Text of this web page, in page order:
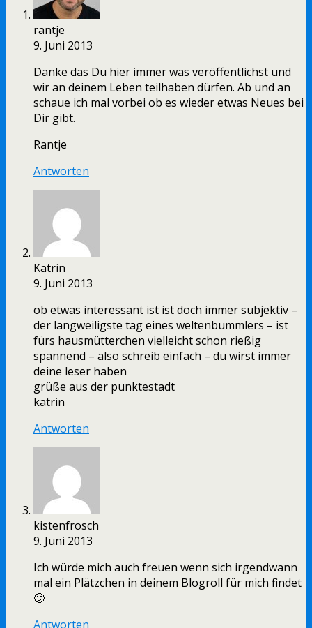
rantje
9. Juni 2013
Danke das Du hier immer was veröffentlichst und
wir an deinem Leben teilhaben dürfen. Ab und an
schaue ich mal vorbei ob es wieder etwas Neues bei
Dir gibt.
Rantje
Antworten
Katrin
9. Juni 2013
ob etwas interessant ist ist doch immer subjektiv –
der langweiligste tag eines weltenbummlers – ist
fürs hausmütterchen vielleicht schon rießig
spannend – also schreib einfach – du wirst immer
deine leser haben
grüße aus der punktestadt
katrin
Antworten
kistenfrosch
9. Juni 2013
Ich würde mich auch freuen wenn sich irgendwann
mal ein Plätzchen in deinem Blogroll für mich findet
🙂
Antworten